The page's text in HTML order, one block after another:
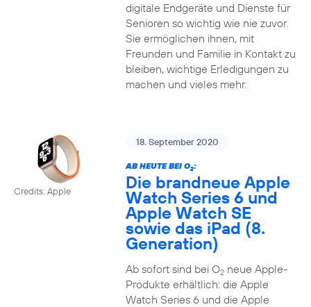
digitale Endgeräte und Dienste für
Senioren so wichtig wie nie zuvor.
Sie ermöglichen ihnen, mit
Freunden und Familie in Kontakt zu
bleiben, wichtige Erledigungen zu
machen und vieles mehr.
Credits: Apple
18. September 2020
AB HEUTE BEI O2:
Die brandneue Apple
Watch Series 6 und
Apple Watch SE
sowie das iPad (8.
Generation)
Ab sofort sind bei O2neue Apple-
Produkte erhältlich: die Apple
Watch Series 6 und die Apple